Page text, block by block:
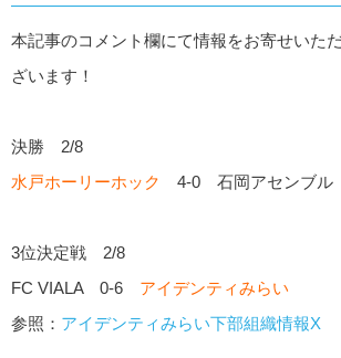
本記事のコメント欄にて情報をお寄せいた
ざいます！
決勝 2/8
水戸ホーリーホック
4-0 石岡アセンブル
3位決定戦 2/8
FC VIALA 0-6 アイデンティみらい
参照： アイデンティみらい下部組織情報X